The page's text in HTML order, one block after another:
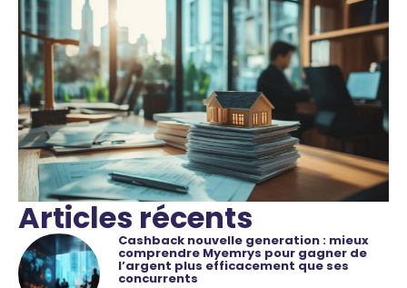
Articles récents
Cashback nouvelle generation : mieux
comprendre Myemrys pour gagner de
l’argent plus efficacement que ses
concurrents